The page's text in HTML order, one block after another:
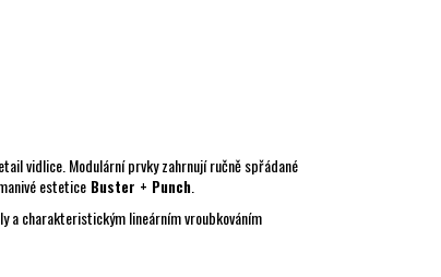
vidlice. Modulární prvky zahrnují ručně spřádané
estetice Buster + Punch
a charakteristickým lineárním vroubkováním